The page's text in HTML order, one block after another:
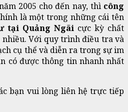
2005 cho đến nay, thì công
là một trong những cái tên
tại Quảng Ngãi cực kỳ chất
Với quy trình điều tra và
cụ thể và diễn ra trong sự im
có được thông tin nhanh nhất
bạn vui lòng liên hệ trực tiếp